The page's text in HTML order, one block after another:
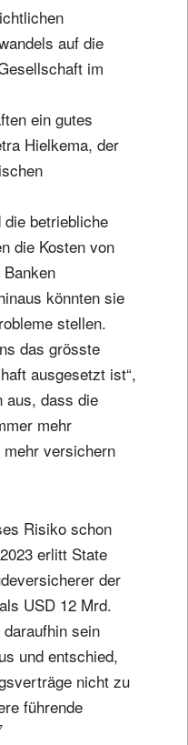
auf die
im
ein gutes
Hielkema, der
betriebliche
die Kosten von
könnten sie
stellen.
das grösste
ausgesetzt ist“,
aus, dass die
mehr
versichern
Risiko schon
erlitt State
der
USD 12 Mrd.
sein
und entschied,
nicht zu
führende